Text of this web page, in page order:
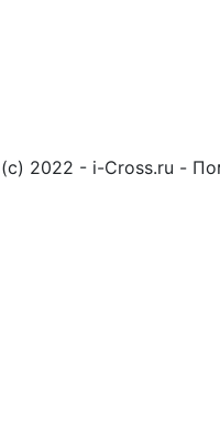
(c) 2022 - i-Cross.ru -